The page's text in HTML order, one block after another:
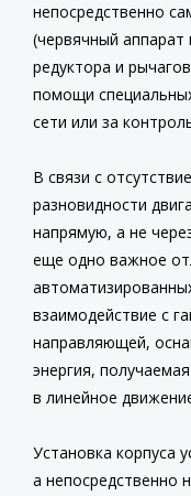
непосредственно
(червячный аппарат
редуктора и
помощи
сети или за
В связи с
разновидности
напрямую, а не
еще одно важное
взаимодействие с
направляющей,
энергия,
в линейное
Установка корпуса
а непосредственно